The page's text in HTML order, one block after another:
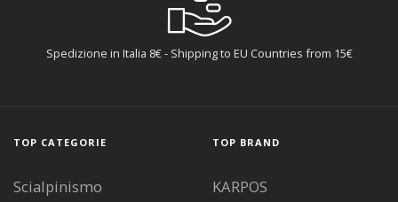
Spedizione in Italia 8€ - Shipping to EU Countries from 15€
TOP CATEGORIE
Scialpinismo
TOP BRAND
KARPOS